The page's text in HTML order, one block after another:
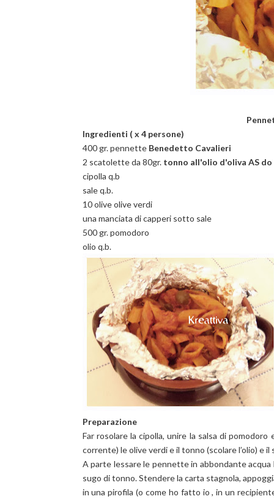
Ingredienti ( x 4 persone)
400 gr. pennette Benedetto Cavalieri
2 scatolette da 80gr. tonno all'olio d'oliva AS do
cipolla q.b
sale q.b.
10 olive olive verdi
una manciata di capperi sotto sale
500 gr. pomodoro
olio q.b.
Preparazione
Far rosolare la cipolla, unire la salsa di
corrente) le olive verdi e il tonno (scolare l’olio) e
A parte lessare le pennette in abbondante
sugo di tonno. Stendere la carta stagnola,
in una pirofila (o come ho fatto io , in un